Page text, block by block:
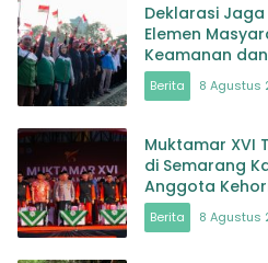
Deklarasi
Elemen
Keamanan
Berita 8 Agustus
Muktamar XVI
di Semarang
Anggota
Berita 8 Agustus